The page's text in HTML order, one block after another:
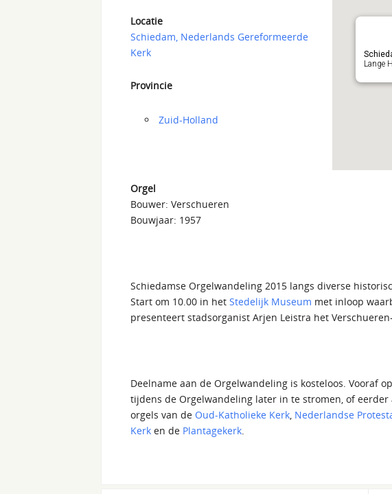
Lange
Locatie
Schiedam, Nederlands Gereformeerde
Kerk
Provincie
Zuid-Holland
Orgel
Bouwer: Verschueren
Bouwjaar: 1957
Schiedamse Orgelwandeling 2015 langs diverse
Start om 10.00 in het Stedelijk Museum met inloop
presenteert stadsorganist Arjen Leistra het
Deelname aan de Orgelwandeling is kosteloos. Vooraf
tijdens de Orgelwandeling later in te stromen, of
orgels van de Oud-Katholieke Kerk, Nederlandse
Kerk en de Plantagekerk.